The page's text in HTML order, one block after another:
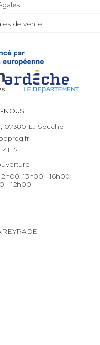
de vente
NOUS
07380 La Souche
17
13h00 - 16h00
- 12h00